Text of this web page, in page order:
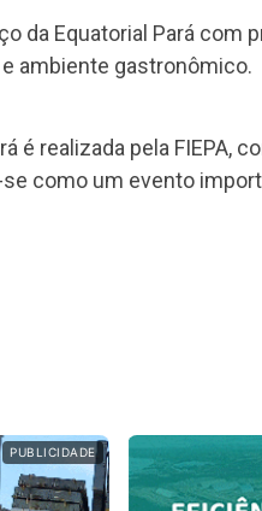
da Equatorial Pará
ambiente gastronômico.
é realizada pela FIEPA,
como um evento
PUBLICIDADE